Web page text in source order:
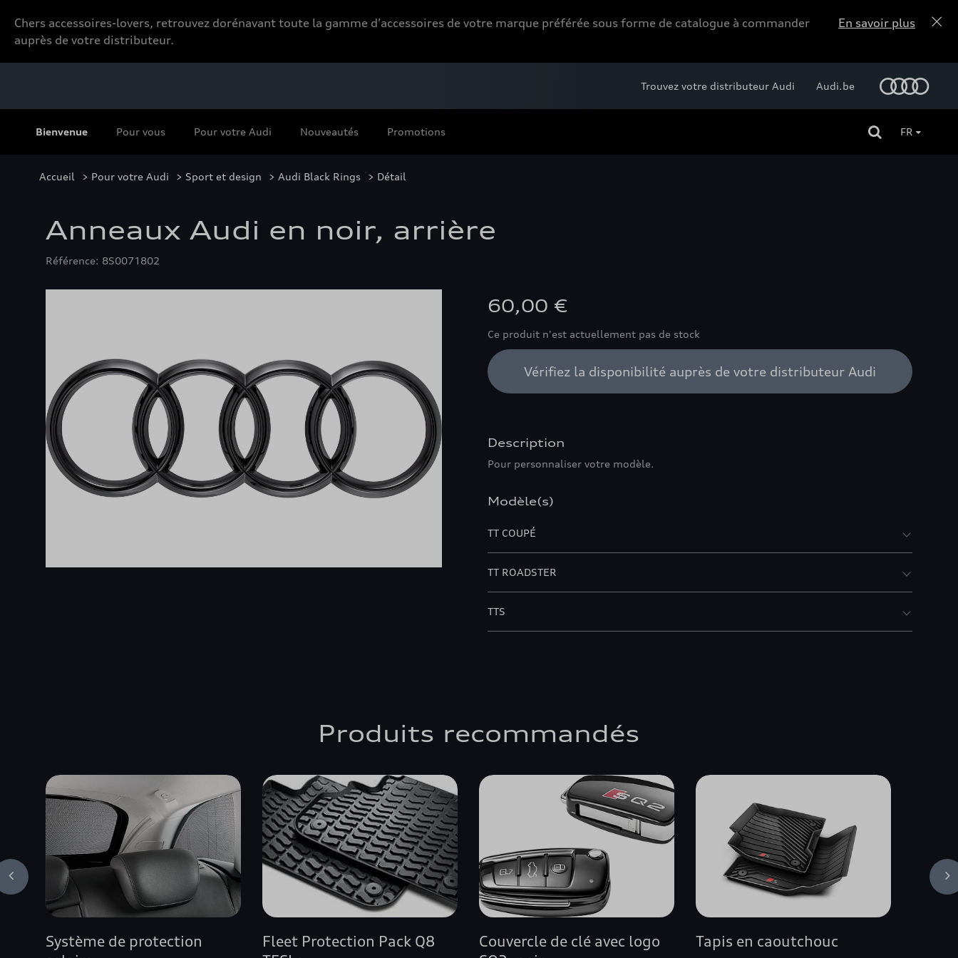
Chers accessoires-lovers, retrouvez dorénavant toute la gamme d’accessoires de votre marque préférée sous forme de catalogue à commander
auprès de votre distributeur.
En savoir plus
Bienvenue Pour vous Pour votre Audi Nouveautés Promotions
Trouvez votre distributeur Audi Audi.be
FR
Accueil > Pour votre Audi > Sport et design > Audi Black Rings > Détail
Anneaux Audi en noir, arrière
Référence: 8S0071802
60,00 €
Ce produit n'est actuellement pas de stock
Vérifiez la disponibilité auprès de votre distributeur Audi
Description
Pour personnaliser votre modèle.
Modèle(s)
TT COUPÉ
TT ROADSTER
TTS
Produits recommandés
Système de protection
Fleet Protection Pack Q8
Couvercle de clé avec logo
Tapis en caoutchouc